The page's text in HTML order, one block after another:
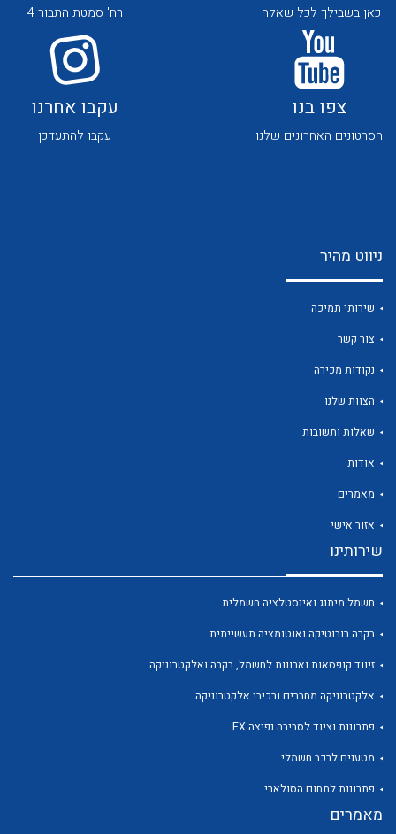
לכל מוצרי היצרן לכל מוצרי היצרן
לכל מוצרי היצרן
כאן בשבילך לכל שאלה רח' סמטת התבור 4
צפו בנו
הסרטונים האחרונים שלנו
עקבו אחרנו
עקבו להתעדכן
ניווט מהיר
שירותי תמיכה
צור קשר
נקודות מכירה
הצוות שלנו
שאלות ותשובות
אודות
מאמרים
אזור אישי
שירותינו
חשמל מיתוג ואינסטלציה חשמלית
בקרה רובוטיקה ואוטומציה תעשייתית
זיווד קופסאות וארונות לחשמל, בקרה ואלקטרוניקה
אלקטרוניקה מחברים ורכיבי אלקטרוניקה
פתרונות וציוד לסביבה נפיצה EX
מטענים לרכב חשמלי
פתרונות לתחום הסולארי
מאמרים